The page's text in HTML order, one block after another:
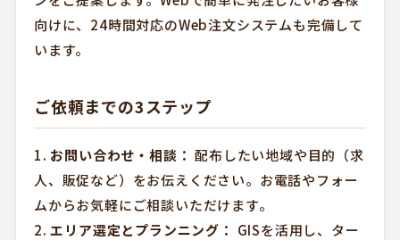
向けに、24時間対応のWeb注文システムも完備して
います。
ご依頼までの3ステップ
1. お問い合わせ・相談： 配布したい地域や目的（求
人、販促など）をお伝えください。お電話やフォー
ムからお気軽にご相談いただけます。
2.エリア選定とプランニング： GISを活用し、ター